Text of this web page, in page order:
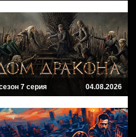
7 серия 04.08.2026